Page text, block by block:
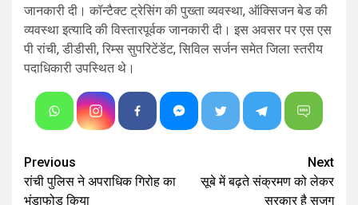
जानकारी दी। कॉन्टैक्ट ट्रेसिंग की पुख्ता व्यवस्था, ऑक्सिजन बेड की
व्यवस्था इत्यादि की विस्तारपूर्वक जानकारी दी। इस अवसर पर एस एस
पी रांची, डीडीसी, रिम्स सुपरिटेंडेंट, सिविल सर्जन समेत जिला स्तरीय
पदाधिकारी उपस्थित थे।
Continue
Reading
Previous
रांची पुलिस ने अपराधिक गिरोह का
भंडाफोड़ किया
Next
सूबे में बढ़ते संक्रमण को लेकर
सरकार है सजग